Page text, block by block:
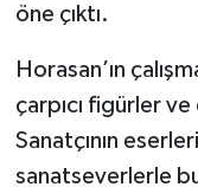
öne çıktı.
Horasan’ın
çarpıcı figürler
Sanatçının
sanatseverlerle